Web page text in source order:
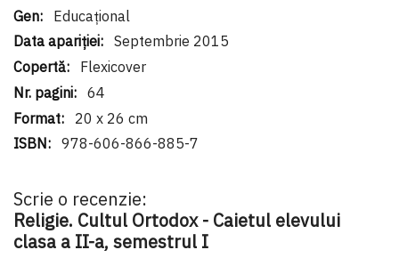
Educațional
Septembrie 2015
Flexicover
64
20 x 26 cm
978-606-866-885-7
Scrie o recenzie:
Religie. Cultul Ortodox - Caietul elevului
clasa a II-a, semestrul I